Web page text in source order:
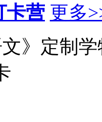
卡营 更多
》定制